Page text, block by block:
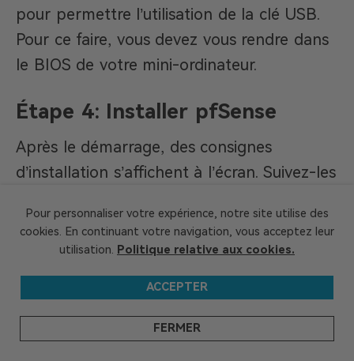
pour permettre l’utilisation de la clé USB.
Pour ce faire, vous devez vous rendre dans
le BIOS de votre mini-ordinateur.
Étape 4: Installer pfSense
Après le démarrage, des consignes
d’installation s’affichent à l’écran. Suivez-les
Choisissez bien le bon disque de stockage,
et réglez les paramètres de base du réseau.
Étape 5: Configurer le réseau
pfSenseest installé, vous
Pour personnaliser votre expérience, notre site utilise des
cookies. En continuant votre navigation, vous acceptez leur
utilisation. Politique relative aux cookies.
ACCEPTER
FERMER